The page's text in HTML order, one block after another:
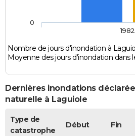
Nombre de jours d'inondation à
Moyenne des jours d'inondation dans
1982
0
Dernières inondations
naturelle à Laguiole
Type de
catastrophe
Début Fin